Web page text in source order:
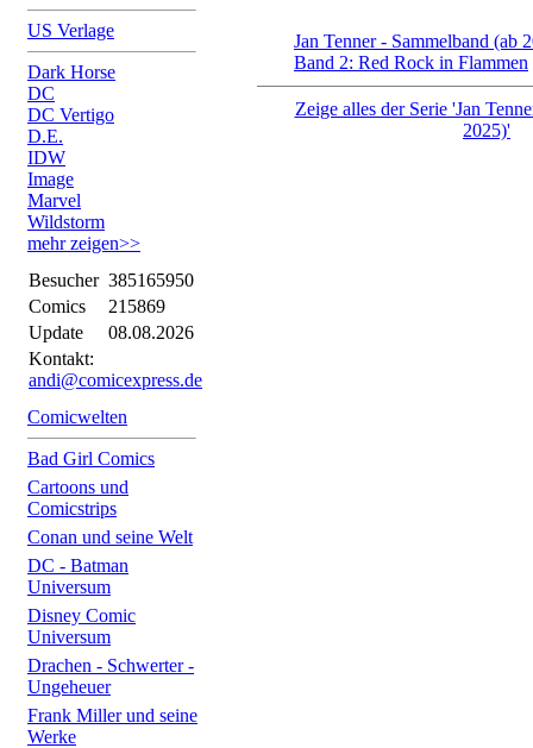
US Verlage
Dark Horse
DC
DC Vertigo
D.E.
IDW
Image
Marvel
Wildstorm
mehr zeigen>>
Besucher 385165950
Comics
215869
Update
08.08.2026
Kontakt:
andi@comicexpress.de
Comicwelten
Bad Girl Comics
Cartoons und
Comicstrips
Conan und seine Welt
DC - Batman
Universum
Disney Comic
Universum
Drachen - Schwerter -
Ungeheuer
Frank Miller und seine
Werke
Jan Tenner - Sammelband (ab
Band 2: Red Rock in Flammen
Zeige alles der Serie 'Jan
2025)'